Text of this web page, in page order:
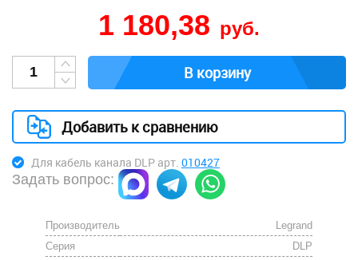
1 180,38 руб.
В корзину
Добавить к сравнению
Для кабель канала DLP арт. 010427
Задать вопрос:
Производитель
Legrand
Серия
DLP